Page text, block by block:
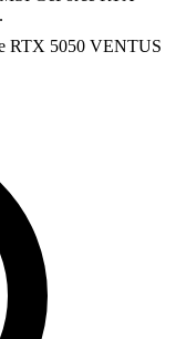
RTX 5050 VENTUS